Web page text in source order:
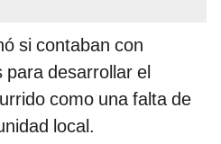
si contaban con
para desarrollar el
como una falta de
local.